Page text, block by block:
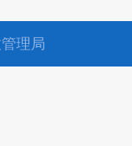
理局